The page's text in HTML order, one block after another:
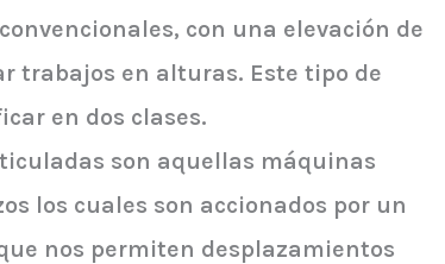
con una elevación de
trabajos en alturas. Este tipo de
en dos clases.
son aquellas máquinas
los cuales son accionados por un
nos permiten desplazamientos